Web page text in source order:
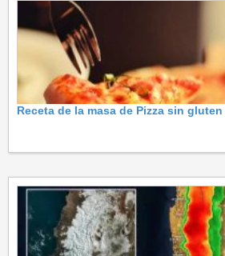
Receta de la masa de Pizza sin